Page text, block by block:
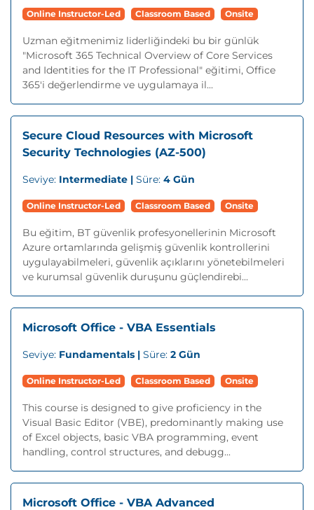
Online Instructor-Led Classroom Based Onsite
Uzman eğitmenimiz liderliğindeki bu bir günlük
"Microsoft 365 Technical Overview of Core Services
and Identities for the IT Professional" eğitimi, Office
365'i değerlendirme ve uygulamaya il...
Secure Cloud Resources with Microsoft
Security Technologies (AZ-500)
Seviye: Intermediate | Süre: 4 Gün
Online Instructor-Led Classroom Based Onsite
Bu eğitim, BT güvenlik profesyonellerinin Microsoft
Azure ortamlarında gelişmiş güvenlik kontrollerini
uygulayabilmeleri, güvenlik açıklarını yönetebilmeleri
ve kurumsal güvenlik duruşunu güçlendirebi...
Microsoft Office - VBA Essentials
Seviye: Fundamentals | Süre: 2 Gün
Online Instructor-Led Classroom Based Onsite
This course is designed to give proficiency in the
Visual Basic Editor (VBE), predominantly making use
of Excel objects, basic VBA programming, event
handling, control structures, and debugg...
Microsoft Office - VBA Advanced